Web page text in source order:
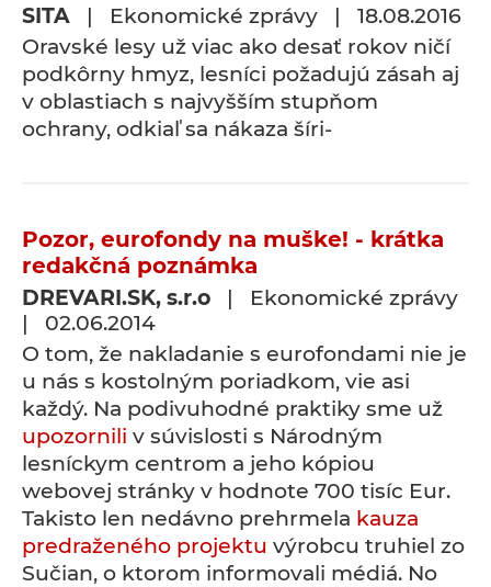
SITA | Ekonomické zprávy | 18.08.2016
Oravské lesy už viac ako desať rokov ničí
podkôrny hmyz, lesníci požadujú zásah aj
v oblastiach s najvyšším stupňom
ochrany, odkiaľ sa nákaza šíri-
Pozor, eurofondy na muške! - krátka
redakčná poznámka
DREVARI.SK, s.r.o | Ekonomické zprávy
| 02.06.2014
O tom, že nakladanie s eurofondami nie je
u nás s kostolným poriadkom, vie asi
každý. Na podivuhodné praktiky sme už
upozornili v súvislosti s Národným
lesníckym centrom a jeho kópiou
webovej stránky v hodnote 700 tisíc Eur.
Takisto len nedávno prehrmela kauza
predraženého projektu výrobcu truhiel zo
Sučian, o ktorom informovali médiá. No